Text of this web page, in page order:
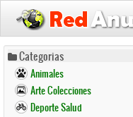
Pasar
contenido
principal
Categorias
Animales
Arte Colecciones
Deporte Salud